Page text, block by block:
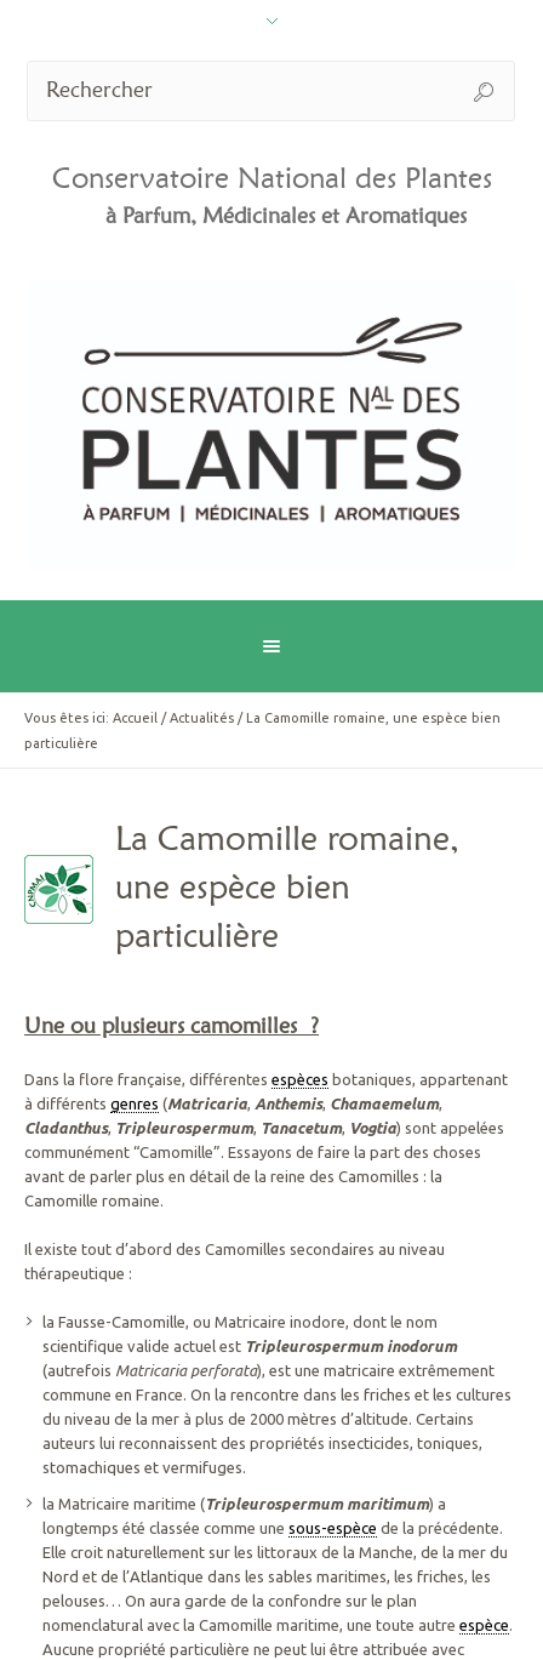
Conservatoire National des Plantes
à Parfum, Médicinales et Aromatiques
Vous êtes ici: Accueil / Actualités /
La Camomille romaine, une espèce bien
particulière
La Camomille romaine,
une espèce bien
particulière
Une ou plusieurs camomilles ?
Dans la flore française, différentes espèces botaniques, appartenant
à différents genres (Matricaria, Anthemis, Chamaemelum,
Cladanthus, Tripleurospermum, Tanacetum, Vogtia) sont appelées
communément “Camomille”. Essayons de faire la part des choses
avant de parler plus en détail de la reine des Camomilles : la
Camomille romaine.
Il existe tout d’abord des Camomilles secondaires au niveau
thérapeutique :
la Fausse-Camomille, ou Matricaire inodore, dont le nom
scientifique valide actuel est Tripleurospermum inodorum
(autrefois Matricaria perforata), est une matricaire extrêmement
commune en France. On la rencontre dans les friches et les cultures
du niveau de la mer à plus de 2000 mètres d’altitude. Certains
auteurs lui reconnaissent des propriétés insecticides, toniques,
stomachiques et vermifuges.
la Matricaire maritime (Tripleurospermum maritimum) a
longtemps été classée comme une sous-espèce de la précédente.
Elle croit naturellement sur les littoraux de la Manche, de la mer du
Nord et de l’Atlantique dans les sables maritimes, les friches, les
pelouses… On aura garde de la confondre sur le plan
nomenclatural avec la Camomille maritime, une toute autre espèce.
Aucune propriété particulière ne peut lui être attribuée avec